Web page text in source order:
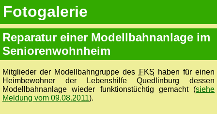
Fotogalerie
Reparatur einer Modellbahnanlage im
Seniorenwohnheim
Mitglieder der Modellbahngruppe des FKS haben für einen
Heimbewohner der Lebenshilfe Quedlinburg dessen
Modellbahnanlage wieder funktionstüchtig gemacht (siehe
Meldung vom 09.08.2011).